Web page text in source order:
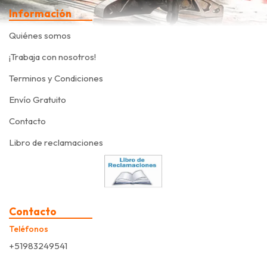
Información
Quiénes somos
¡Trabaja con nosotros!
Terminos y Condiciones
Envío Gratuito
Contacto
Libro de reclamaciones
Contacto
Teléfonos
+51983249541